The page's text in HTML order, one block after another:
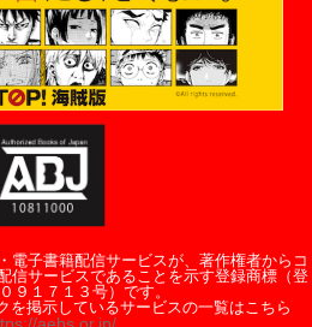
電子書籍配信サービスが、著作権者からコ
信サービスであることを示す登録商標（登
９１７１３号）です。
を掲示しているサービスの一覧はこちら